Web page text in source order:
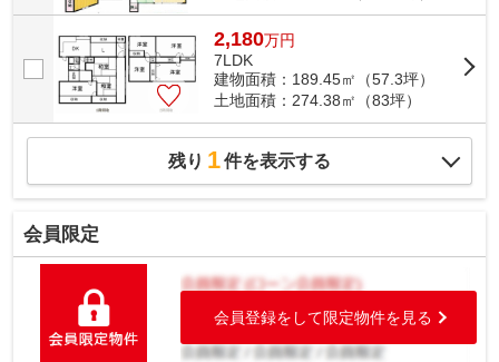
2,180万円
7LDK
建物面積：189.45㎡（57.3坪）
土地面積：274.38㎡（83坪）
残り 1件を表示する
会員限定
会員登録をして限定物件を見る